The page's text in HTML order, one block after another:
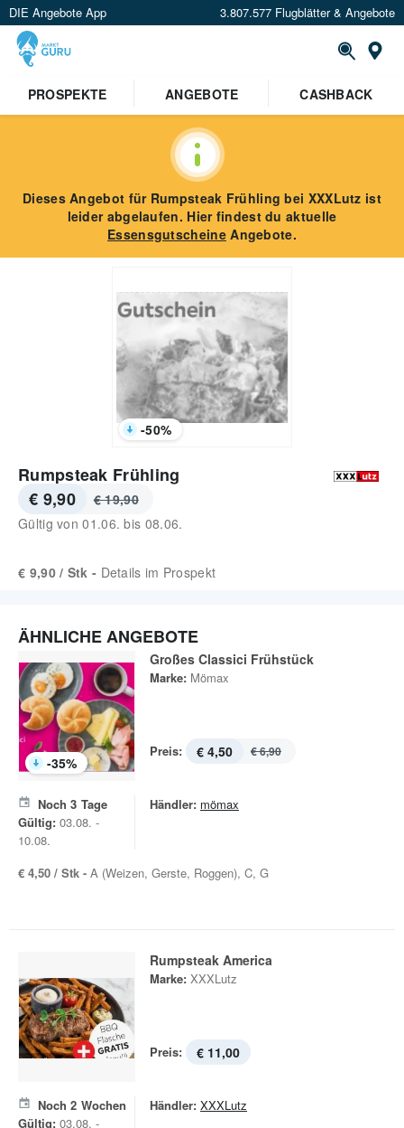
DIE Angebote App 3.807.577 Flugblätter & Angebote
PROSPEKTE
ANGEBOTE CASHBACK
Dieses Angebot für Rumpsteak Frühling bei XXXLutz ist
leider abgelaufen. Hier findest du aktuelle
Essensgutscheine Angebote.
-50%
Rumpsteak Frühling
€ 9,90
€ 19,90
Gültig von01.06. bis 08.06.
€ 9,90 / Stk - Details im Prospekt
ÄHNLICHE ANGEBOTE
-35%
Großes Classici Frühstück
Marke: Mömax
Preis: € 4,50 € 6,90
Noch 3 Tage
Gültig: 03.08. -
10.08.
Händler: mömax
€ 4,50 / Stk - A (Weizen, Gerste, Roggen), C, G
Rumpsteak America
Marke: XXXLutz
Preis: € 11,00
Noch 2 Wochen
Gültig: 03.08. -
Händler: XXXLutz